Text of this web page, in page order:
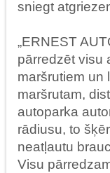
sniegt
„ERNEST
pārredzēt visu
maršrutiem un
maršrutam,
autoparka
rādiusu, to
neatļautu
Visu